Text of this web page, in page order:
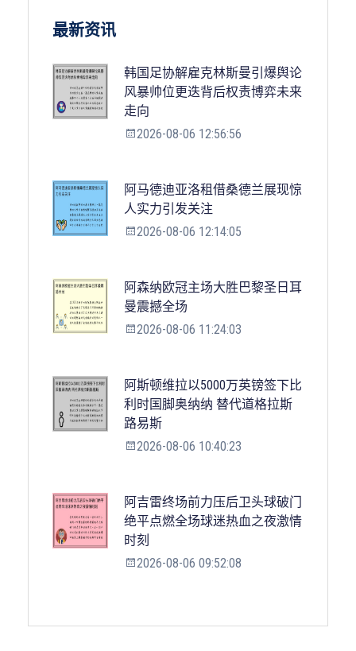
最新资讯
韩国足协解雇克林斯曼引爆舆论
风暴帅位更迭背后权责博弈未来
走向
2026-08-06 12:56:56
阿马德迪亚洛租借桑德兰展现惊
人实力引发关注
2026-08-06 12:14:05
阿森纳欧冠主场大胜巴黎圣日耳
曼震撼全场
2026-08-06 11:24:03
阿斯顿维拉以5000万英镑签下比
利时国脚奥纳纳 替代道格拉斯
路易斯
2026-08-06 10:40:23
阿吉雷终场前力压后卫头球破门
绝平点燃全场球迷热血之夜激情
时刻
2026-08-06 09:52:08